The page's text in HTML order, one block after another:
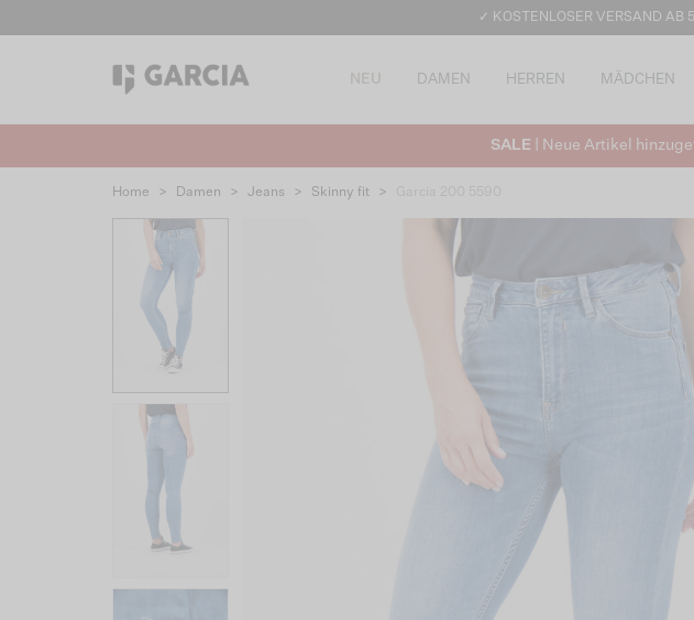
✓ KOSTENLOSER VERSAND AB
NEU DAMEN HERREN MÄDCHEN
SALE | Neue Artikel
Home > Damen > Jeans > Skinny fit >